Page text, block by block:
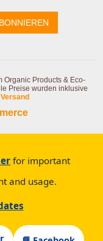
Organic Products & Eco-
Preise wurden inklusive
Versand
for important
and usage.